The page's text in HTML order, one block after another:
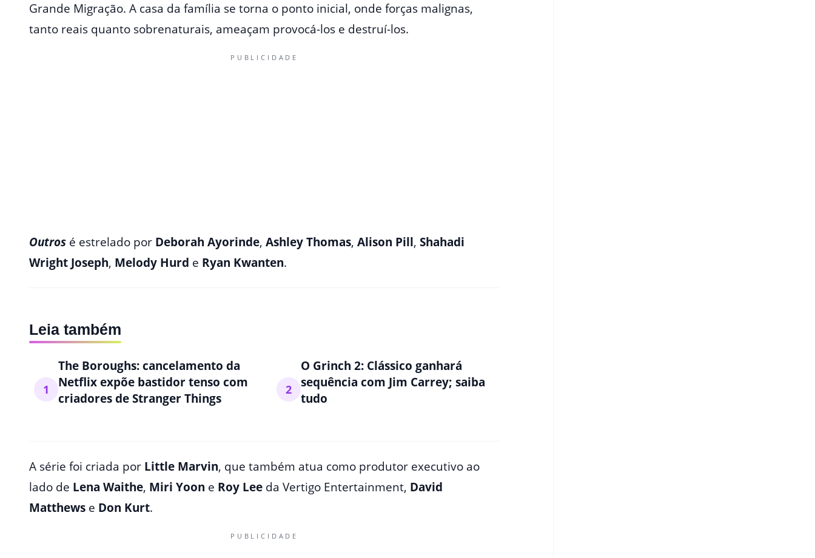
Grande Migração. A casa da família se torna o ponto inicial, onde forças malignas,
tanto reais quanto sobrenaturais, ameaçam provocá-los e destruí-los.
PUBLICIDADE
Outros é estrelado por Deborah Ayorinde, Ashley Thomas, Alison Pill, Shahadi
Wright Joseph, Melody Hurd e Ryan Kwanten.
Leia também
1
The Boroughs: cancelamento da
Netflix expõe bastidor tenso com
criadores de Stranger Things
2
O Grinch 2: Clássico ganhará
sequência com Jim Carrey; saiba
tudo
A série foi criada por Little Marvin, que também atua como produtor executivo ao
lado de Lena Waithe, Miri Yoon e Roy Lee da Vertigo Entertainment, David
Matthews e Don Kurt.
PUBLICIDADE